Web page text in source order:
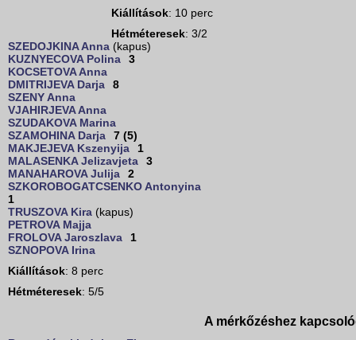
Kiállítások: 10 perc
Hétméteresek: 3/2
SZEDOJKINA Anna (kapus)
KUZNYECOVA Polina
3
KOCSETOVA Anna
DMITRIJEVA Darja
8
SZENY Anna
VJAHIRJEVA Anna
SZUDAKOVA Marina
SZAMOHINA Darja
7 (5)
MAKJEJEVA Kszenyija
1
MALASENKA Jelizavjeta
3
MANAHAROVA Julija
2
SZKOROBOGATCSENKO Antonyina
1
TRUSZOVA Kira (kapus)
PETROVA Majja
FROLOVA Jaroszlava
1
SZNOPOVA Irina
Kiállítások: 8 perc
Hétméteresek: 5/5
A mérkőzéshez